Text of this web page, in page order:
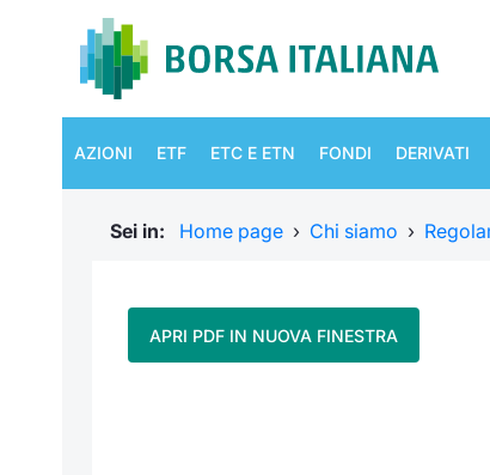
AZIONI ETF ETC E ETN FONDI DERIVATI
Sei in: Home page › Chi siamo ›
APRI PDF IN NUOVA FINESTRA